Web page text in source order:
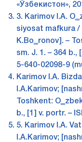
«Ўзбекистон»,
3. Karimov I.A.
siyosat mafkura /
K.Bo‗ronov]. –
sm. J. 1. – 364 b.,
5-640-02098-9
Karimov I.A.
I.A.Karimov;
Toshkent:
b., [1] v. portr. –
5. Karimov I.A.
I.A.Karimov;